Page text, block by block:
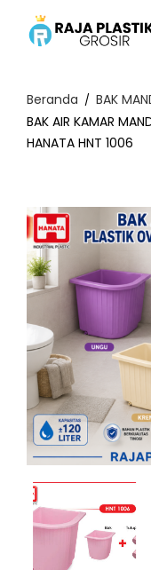
Beranda / BAK
BAK AIR KAMAR
HANATA HNT 1006